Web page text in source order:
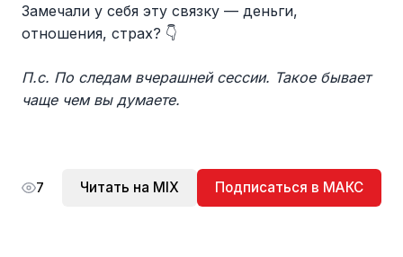
Замечали у себя эту связку — деньги,
отношения, страх? 👇
П.с. По следам вчерашней сессии. Такое бывает
чаще чем вы думаете.
7 Читать на MIX Подписаться в МАКС